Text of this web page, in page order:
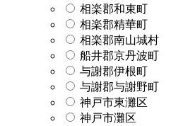
相楽郡和束町
相楽郡精華町
相楽郡南山城村
船井郡京丹波町
与謝郡伊根町
与謝郡与謝野町
神戸市東灘区
神戸市灘区